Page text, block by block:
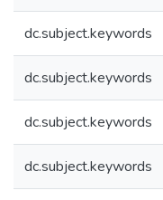
dc.subject.keywords
dc.subject.keywords
dc.subject.keywords
dc.subject.keywords